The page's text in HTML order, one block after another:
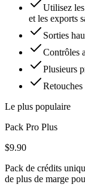
Utilisez
et les exports
Sorties
Contrôles
Plusieurs
Le plus populaire
Pack Pro Plus
$9.90
Pack de crédits
de plus de marge